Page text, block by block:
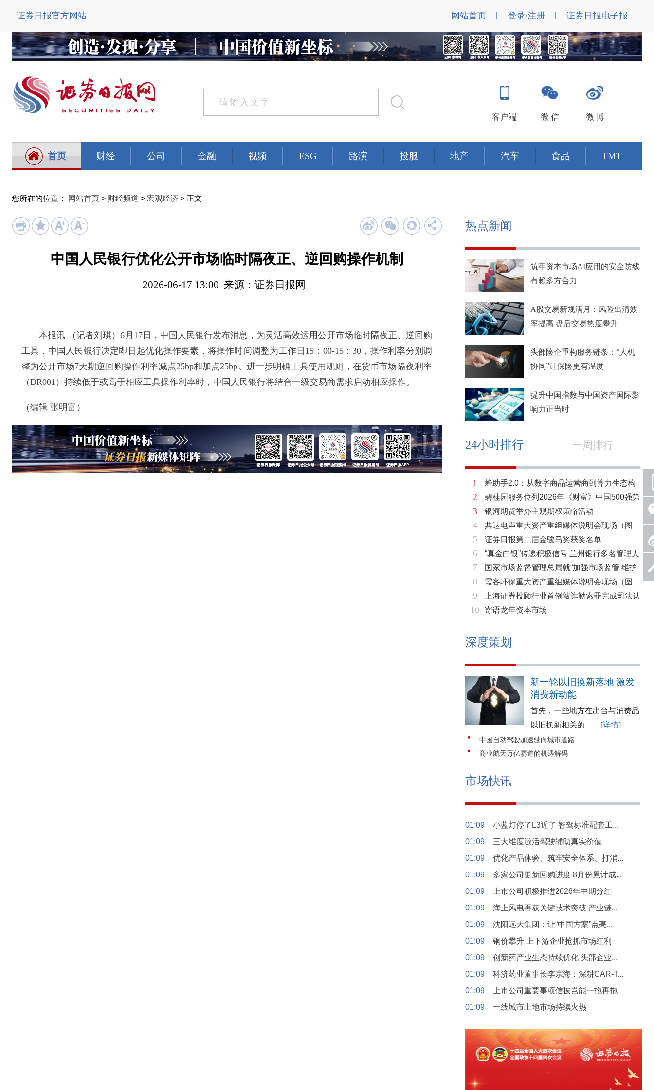
证券日报官方网站 网站首页 | 登录/注册 | 证券日报电子报
客户端 微 信 微 博
首页 财经 公司 金融 视频 ESG 路演 投服 地产 汽车 食品 TMT
您所在的位置： 网站首页 > 财经频道 > 宏观经济 > 正文
中国人民银行优化公开市场临时隔夜正、逆回购操作机制
2026-06-17 13:00 来源：证券日报网
本报讯 （记者刘琪）6月17日，中国人民银行发布消息，为灵活高效运用公开市场临时隔夜正、逆回购
工具，中国人民银行决定即日起优化操作要素，将操作时间调整为工作日15：00-15：30，操作利率分别调
整为公开市场7天期逆回购操作利率减点25bp和加点25bp。进一步明确工具使用规则，在货币市场隔夜利率
（DR001）持续低于或高于相应工具操作利率时，中国人民银行将结合一级交易商需求启动相应操作。
（编辑 张明富）
热点新闻
筑牢资本市场AI应用的安全防线
有赖多方合力
A股交易新规满月：风险出清效
率提高 盘后交易热度攀升
头部险企重构服务链条：“人机
协同”让保险更有温度
提升中国指数与中国资产国际影
响力正当时
24小时排行 一周排行
1
2
3
4
5
6
7
8
9
10
蜂助手2.0：从数字商品运营商到算力生态构
建者的跃迁
碧桂园服务位列2026年《财富》中国500强第
321位 排名稳步上升彰显发展韧性
银河期货举办主观期权策略活动
共达电声重大资产重组媒体说明会现场（图
片）
证券日报第二届金骏马奖获奖名单
“真金白银”传递积极信号 兰州银行多名管理人
员拟增持公司股份不低于600万元
国家市场监督管理总局就“加强市场监管 维护
市场秩序”答记者问
霞客环保重大资产重组媒体说明会现场（图
片）
上海证券投顾行业首例敲诈勒索罪完成司法认
定 司法机关重拳打击“职业索赔人”
寄语龙年资本市场
深度策划
新一轮以旧换新落地 激发
消费新动能
首先，一些地方在出台与消费品
以旧换新相关的……[详情]
中国自动驾驶加速驶向城市道路
商业航天万亿赛道的机遇解码
市场快讯
01:09
小蓝灯停了L3近了 智驾标准配套工...
01:09
三大维度激活驾驶辅助真实价值
01:09
优化产品体验、筑牢安全体系、打消...
01:09
多家公司更新回购进度 8月份累计成...
01:09
上市公司积极推进2026年中期分红
01:09
海上风电再获关键技术突破 产业链...
01:09
沈阳远大集团：让“中国方案”点亮...
01:09
铜价攀升 上下游企业抢抓市场红利
01:09
创新药产业生态持续优化 头部企业...
01:09
科济药业董事长李宗海：深耕CAR-T...
01:09
上市公司重要事项信披岂能一拖再拖
01:09
一线城市土地市场持续火热